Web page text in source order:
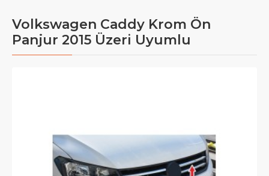
Volkswagen Caddy Krom Ön
Panjur 2015 Üzeri Uyumlu